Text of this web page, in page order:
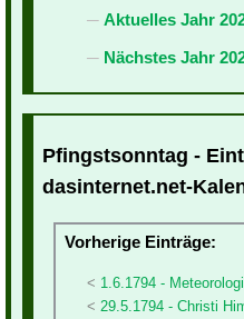
Aktuelles Jahr
Nächstes Jahr
Pfingstsonntag -
dasinternet.net-
Vorherige Einträge:
1.6.1794 -
29.5.1794 - Christi